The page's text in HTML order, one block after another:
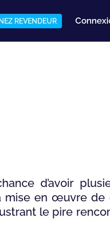
REVENDEUR
d’avoir
mise en œuvre de
le pire